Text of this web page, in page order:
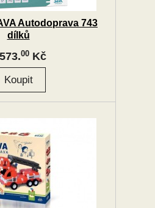
Autodoprava 743
dílků
00 Kč